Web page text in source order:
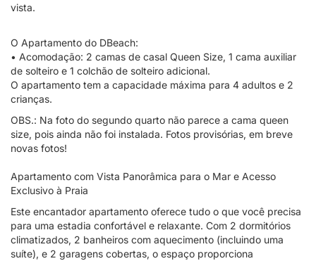
vista.
O Apartamento do DBeach:
• Acomodação: 2 camas de casal Queen Size, 1 cama auxiliar
de solteiro e 1 colchão de solteiro adicional.
O apartamento tem a capacidade máxima para 4 adultos e 2
crianças.
OBS.: Na foto do segundo quarto não parece a cama queen
size, pois ainda não foi instalada. Fotos provisórias, em breve
novas fotos!
Apartamento com Vista Panorâmica para o Mar e Acesso
Exclusivo à Praia
Este encantador apartamento oferece tudo o que você precisa
para uma estadia confortável e relaxante. Com 2 dormitórios
climatizados, 2 banheiros com aquecimento (incluindo uma
suíte), e 2 garagens cobertas, o espaço proporciona